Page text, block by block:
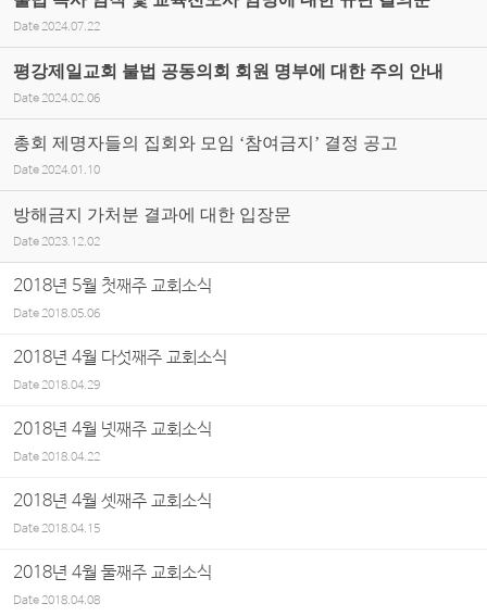
Date 2024.07.22
평강제일교회 불법 공동의회 회원 명부에 대한 주의 안내
Date 2024.02.06
총회 제명자들의 집회와 모임 ‘참여금지’ 결정 공고
Date 2024.01.10
방해금지 가처분 결과에 대한 입장문
Date 2023.12.02
2018년 5월 첫째주 교회소식
Date2018.05.06
2018년 4월 다섯째주 교회소식
Date2018.04.29
2018년 4월 넷째주 교회소식
Date2018.04.22
2018년 4월 셋째주 교회소식
Date2018.04.15
2018년 4월 둘째주 교회소식
Date2018.04.08